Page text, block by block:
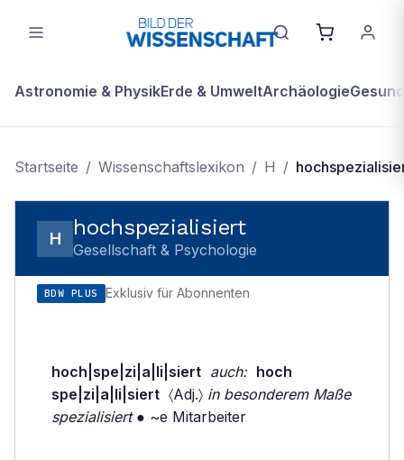
Astronomie & PhysikErde & UmweltArchäologie
Startseite / Wissenschaftslexikon / H /
H hochspezialisiert
Gesellschaft & Psychologie
BDW PLUS Exklusiv für Abonnenten
hoch|spe|zi|a|li|siert auch: hoch
spe|zi|a|li|siert 〈Adj.〉 in besonderem Maße
spezialisiert● ~e Mitarbeiter